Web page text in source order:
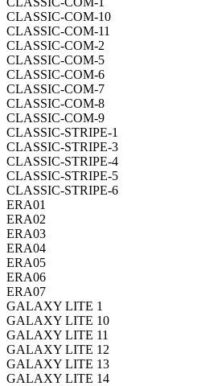
CLASSIC-COM-10
CLASSIC-COM-11
CLASSIC-COM-2
CLASSIC-COM-5
CLASSIC-COM-6
CLASSIC-COM-7
CLASSIC-COM-8
CLASSIC-COM-9
CLASSIC-STRIPE-1
CLASSIC-STRIPE-3
CLASSIC-STRIPE-4
CLASSIC-STRIPE-5
CLASSIC-STRIPE-6
ERA01
ERA02
ERA03
ERA04
ERA05
ERA06
ERA07
GALAXY LITE 1
GALAXY LITE 10
GALAXY LITE 11
GALAXY LITE 12
GALAXY LITE 13
GALAXY LITE 14